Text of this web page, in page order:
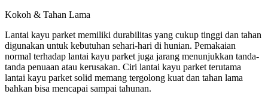
Kokoh & Tahan Lama
Lantai kayu parket memiliki durabilitas yang cukup tinggi dan tahan
digunakan untuk kebutuhan sehari-hari di hunian. Pemakaian
normal terhadap lantai kayu parket juga jarang menunjukkan tanda-
tanda penuaan atau kerusakan. Ciri lantai kayu parket terutama
lantai kayu parket solid memang tergolong kuat dan tahan lama
bahkan bisa mencapai sampai tahunan.